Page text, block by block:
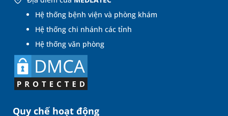
Hệ thống bệnh viện và phòng khám
Hệ thống chi nhánh các tỉnh
Hệ thống văn phòng
Quy chế hoạt động